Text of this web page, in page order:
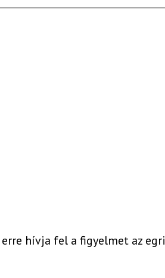
hívja fel a figyelmet az egri